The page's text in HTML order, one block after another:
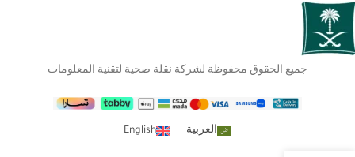
جميع الحقوق محفوظة لشركة نقلة صحية لتقنية المعلومات
العربية English